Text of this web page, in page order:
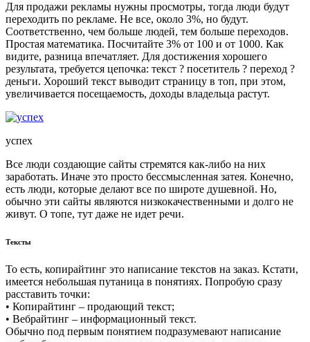
Для продажи рекламы нужны просмотры, тогда люди будут
переходить по рекламе. Не все, около 3%, но будут.
Соответственно, чем больше людей, тем больше переходов.
Простая математика. Посчитайте 3% от 100 и от 1000. Как
видите, разница впечатляет. Для достижения хорошего
результата, требуется цепочка: текст ? посетитель ? переход ?
деньги. Хороший текст выводит страницу в топ, при этом,
увеличивается посещаемость, доходы владельца растут.
успех
Все люди создающие сайты стремятся как-либо на них
заработать. Иначе это просто бессмысленная затея. Конечно,
есть люди, которые делают все по широте душевной. Но,
обычно эти сайты являются низкокачественными и долго не
живут. О топе, тут даже не идет речи.
Тексты
То есть, копирайтинг это написание текстов на заказ. Кстати,
имеется небольшая путаница в понятиях. Попробую сразу
расставить точки:
• Копирайтинг – продающий текст;
• Вебрайтинг – информационный текст.
Обычно под первым понятием подразумевают написание